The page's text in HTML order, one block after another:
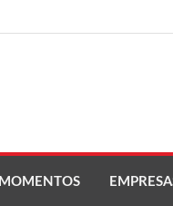
MOMENTOS